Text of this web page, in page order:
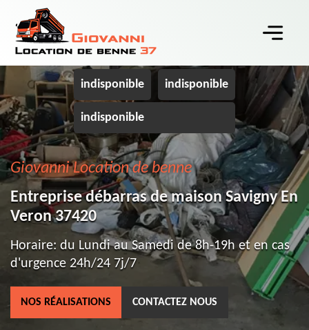
indisponible indisponible
indisponible
Giovanni Location de benne
Entreprise débarras de maison Savigny En
Veron 37420
Horaire: du Lundi au Samedi de 8h-19h et en cas
d'urgence 24h/24 7j/7
NOS RÉALISATIONS CONTACTEZ NOUS